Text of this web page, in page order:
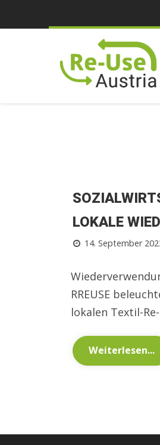
LOKALE
14. September
RREUSE
lokalen Textil-
Weiterlesen...